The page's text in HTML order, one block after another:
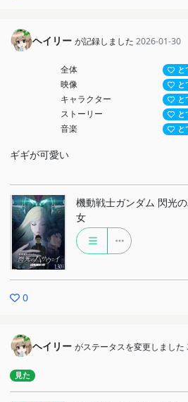
ヘイリー が記録しました 2026-01-30
全体 と
映像 と
キャラクター と
ストーリー と
音楽 と
ギギが可愛い
機動戦士ガンダム 閃光
女
0
ヘイリー がステータスを変更しました
見た